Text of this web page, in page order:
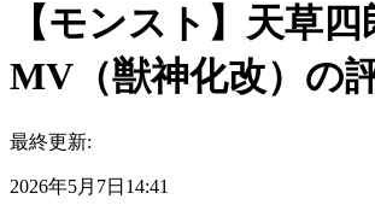
【モンスト】天草四
MV（獣神化改）の
最終更新:
2026年5月7日14:41